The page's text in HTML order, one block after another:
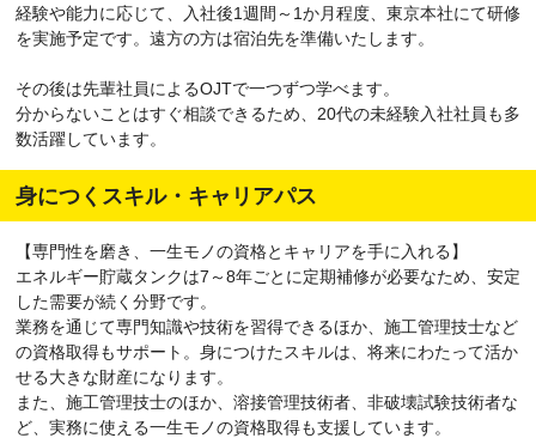
経験や能力に応じて、入社後1週間～1か月程度、東京本社にて研修
を実施予定です。遠方の方は宿泊先を準備いたします。
その後は先輩社員によるOJTで一つずつ学べます。
分からないことはすぐ相談できるため、20代の未経験入社社員も多
数活躍しています。
身につくスキル・キャリアパス
【専門性を磨き、一生モノの資格とキャリアを手に入れる】
エネルギー貯蔵タンクは7～8年ごとに定期補修が必要なため、安定
した需要が続く分野です。
業務を通じて専門知識や技術を習得できるほか、施工管理技士など
の資格取得もサポート。身につけたスキルは、将来にわたって活か
せる大きな財産になります。
また、施工管理技士のほか、溶接管理技術者、非破壊試験技術者な
ど、実務に使える一生モノの資格取得も支援しています。